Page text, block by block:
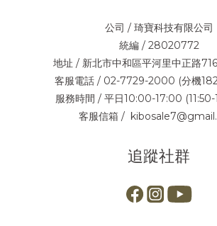
公司 / 琦寶科技有限公司
統編 / 28020772
地址 / 新北市中和區平河里中正路
客服電話 / 02-7729-2000 (分機
服務時間 / 平日10:00-17:00 (11:50-
客服信箱 /
追蹤社群